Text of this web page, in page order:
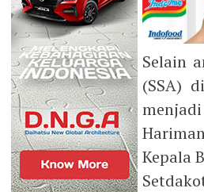
Selain
(SSA)
Kepala